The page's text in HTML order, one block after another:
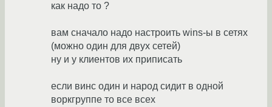
как надо то ?
вам сначало надо настроить wins-ы в сетях
(можно один для двух сетей)
ну и у клиентов их приписать
если винс один и народ сидит в одной
воркгруппе то все всех